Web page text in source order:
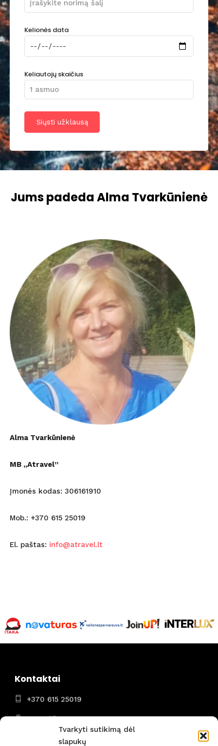
Tvarkyti sutikimą dėl
slapukų
Kelionės data
Keliautojų skaičius
Jums padeda Alma Tvarkūnienė
Alma Tvarkūnienė
MB „Atravel”
Įmonės kodas: 306161910
Mob.: +370 615 25019
El. paštas: info@atravel.lt
Kontaktai
+370 615 25019
Panevėžys
I - VII 8:00 - 22:00